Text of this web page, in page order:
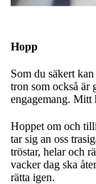
Hopp
Som du säkert
tron som också är
engagemang. Mitt
Hoppet om och
tar sig an oss
tröstar, helar och
vacker dag ska
rätta igen.